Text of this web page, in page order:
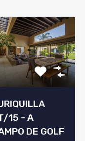
15 – A
DE GOLF